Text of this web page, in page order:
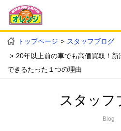
トップページ
スタッフブログ
20年以上前の車でも高価買取！
できるたった１つの理由
スタッフ
Blog